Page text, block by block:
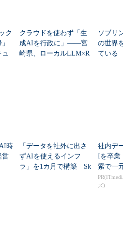
ク
クラウドを使わず「生
成AIを行政に」――宮
崎県、ローカルLLM×R
ソブリ
の世界
ている
時
営
「データを社外に出さ
ずAIを使えるインフ
ラ」を1カ月で構築 Sk
社内デ
Iを卒
索で一
ズ)